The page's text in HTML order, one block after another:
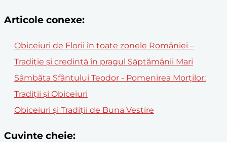
Articole conexe:
Obiceiuri de Florii în toate zonele României –
Tradiție și credință în pragul Săptămânii Mari
Sâmbăta Sfântului Teodor - Pomenirea Morților:
Tradiții și Obiceiuri
Obiceiuri și Tradiții de Buna Vestire
Cuvinte cheie: